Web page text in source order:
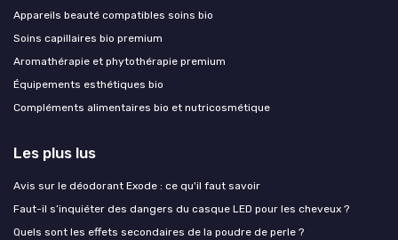
Appareils beauté compatibles soins bio
Soins capillaires bio premium
Aromathérapie et phytothérapie premium
Équipements esthétiques bio
Compléments alimentaires bio et nutricosmétique
Les plus lus
Avis sur le déodorant Exode : ce qu'il faut savoir
Faut-il s’inquiéter des dangers du casque LED pour les cheveux ?
Quels sont les effets secondaires de la poudre de perle ?